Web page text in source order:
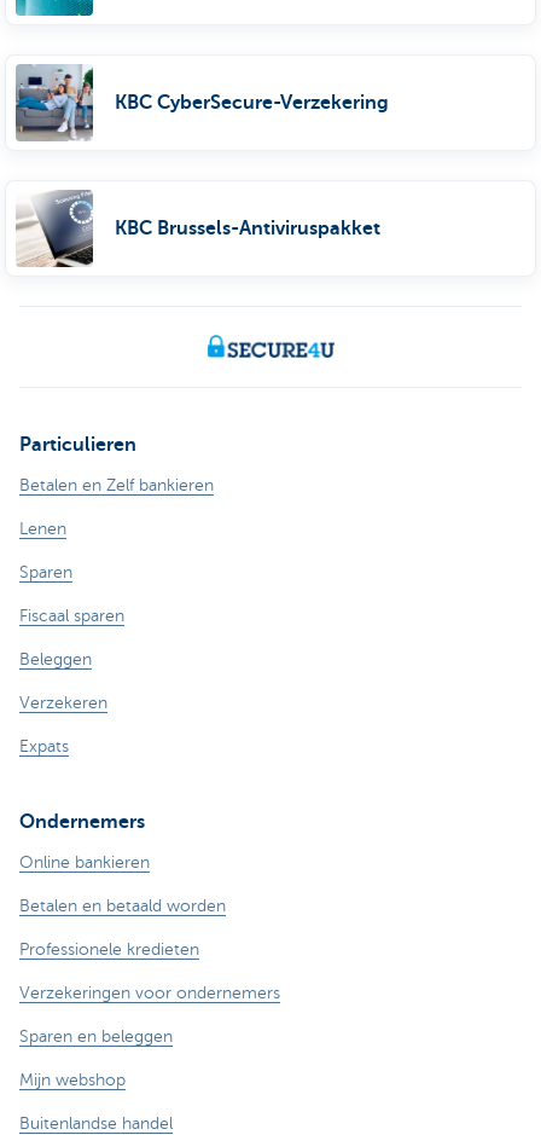
KBC CyberSecure-Verzekering
KBC Brussels-Antiviruspakket
Particulieren
Betalen en Zelf bankieren
Lenen
Sparen
Fiscaal sparen
Beleggen
Verzekeren
Expats
Ondernemers
Online bankieren
Betalen en betaald worden
Professionele kredieten
Verzekeringen voor ondernemers
Sparen en beleggen
Mijn webshop
Buitenlandse handel